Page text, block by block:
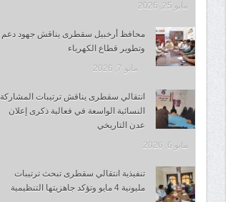
مايو 25, 2026
محافظ أرخبيل سقطرى يناقش جهود دعم
وتطوير قطاع الكهرباء
مايو 7, 2026
انتقالي سقطرى يناقش ترتيبات المشاركة
النسائية الواسعة في فعالية ذكرى إعلان
عدن التاريخي
مايو 6, 2026
تنفيذية انتقالي سقطرى تبحث ترتيبات
مليونية 4 مايو وتؤكد جاهزيتها التنظيمية